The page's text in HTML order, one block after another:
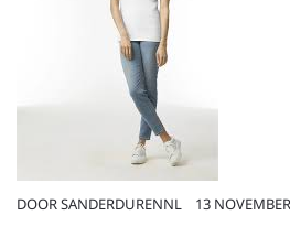
DOORSANDERDURENNL 13